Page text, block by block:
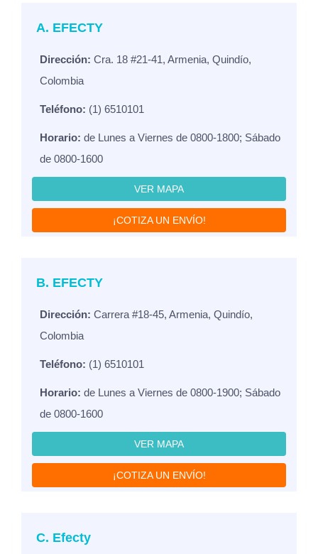
A. EFECTY
Dirección: Cra. 18 #21-41, Armenia, Quindío,
Colombia
Teléfono: (1) 6510101
Horario: de Lunes a Viernes de 0800-1800; Sábado
de 0800-1600
VER MAPA
¡COTIZA UN ENVÍO!
B. EFECTY
Dirección: Carrera #18-45, Armenia, Quindío,
Colombia
Teléfono: (1) 6510101
Horario: de Lunes a Viernes de 0800-1900; Sábado
de 0800-1600
VER MAPA
¡COTIZA UN ENVÍO!
C. Efecty